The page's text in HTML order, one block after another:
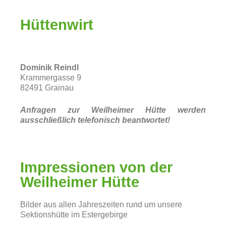
Hüttenwirt
Dominik Reindl
Krammergasse 9
82491 Grainau
Anfragen zur Weilheimer Hütte werden
ausschließlich telefonisch beantwortet!
Impressionen von der
Weilheimer Hütte
Bilder aus allen Jahreszeiten rund um unsere
Sektionshütte im Estergebirge